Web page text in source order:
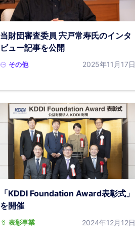
当財団審査委員 宍戸常寿氏のインタ
ビュー記事を公開
その他 2025年11月17日
「KDDI Foundation Award表彰式」
を開催
表彰事業 2024年12月12日